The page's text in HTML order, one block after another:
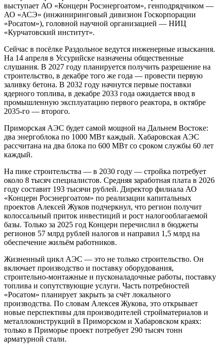
выступает АО «Концерн Росэнергоатом», генподрядчиком —
АО «АСЭ» (инжиниринговый дивизион Госкорпорации
«Росатом»), головной научной организацией — НИЦ
«Курчатовский институт».
Сейчас в посёлке Раздольное ведутся инженерные изыскания.
На 14 апреля в Уссурийске назначены общественные
слушания. В 2027 году планируется получить разрешение на
строительство, в декабре того же года — провести первую
заливку бетона. В 2032 году начнутся первые поставки
ядерного топлива, в декабре 2033 года ожидается ввод в
промышленную эксплуатацию первого реактора, в октябре
2035-го — второго.
Приморская АЭС будет самой мощной на Дальнем Востоке:
два энергоблока по 1000 МВт каждый. Хабаровская АЭС
рассчитана на два блока по 600 МВт со сроком службы 60 лет
каждый.
На пике строительства — в 2030 году — стройка потребует
около 8 тысяч специалистов. Средняя заработная плата в 2026
году составит 193 тысячи рублей. Директор филиала АО
«Концерн Росэнергоатом» по реализации капитальных
проектов Алексей Жуков подчеркнул, что регион получит
колоссальный приток инвестиций и рост налогооблагаемой
базы. Только за 2025 год Концерн перечислил в бюджеты
регионов 57 млрд рублей налогов и направил 1,5 млрд на
обеспечение жильём работников.
Жизненный цикл АЭС — это не только строительство. Он
включает производство и поставку оборудования,
строительно-монтажные и пусконаладочные работы, поставку
топлива и сопутствующие услуги. Часть потребностей
«Росатом» планирует закрыть за счёт локального
производства. По словам Алексея Жукова, это открывает
новые перспективы для производителей стройматериалов и
металлоконструкций в Приморском и Хабаровском краях:
только в Приморье проект потребует 290 тысяч тонн
арматурной стали.